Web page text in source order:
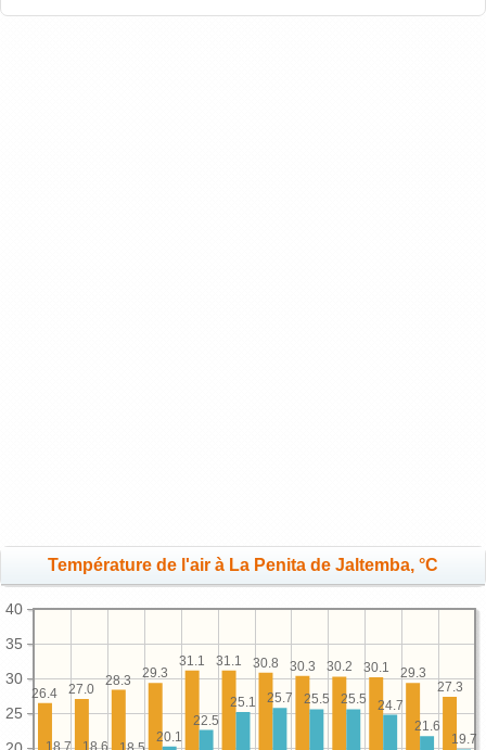
Température de l'air à La Penita de Jaltemba, °C
25
30
35
40
27.3
29.3
30.1
30.2
30.3
30.8
31.1
31.1
29.3
28.3
27.0
26.4
19.7
21.6
24.7
25.5
25.5
25.7
25.1
22.5
20.1
18.7